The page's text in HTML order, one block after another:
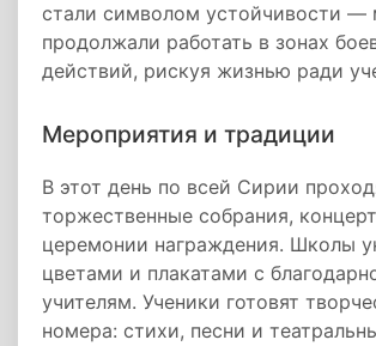
стали символом устойчивости —
продолжали работать в зонах
действий, рискуя жизнью ради
Мероприятия и традиции
В этот день по всей Сирии
торжественные собрания,
церемонии награждения. Школы
цветами и плакатами с
учителям. Ученики готовят
номера: стихи, песни и